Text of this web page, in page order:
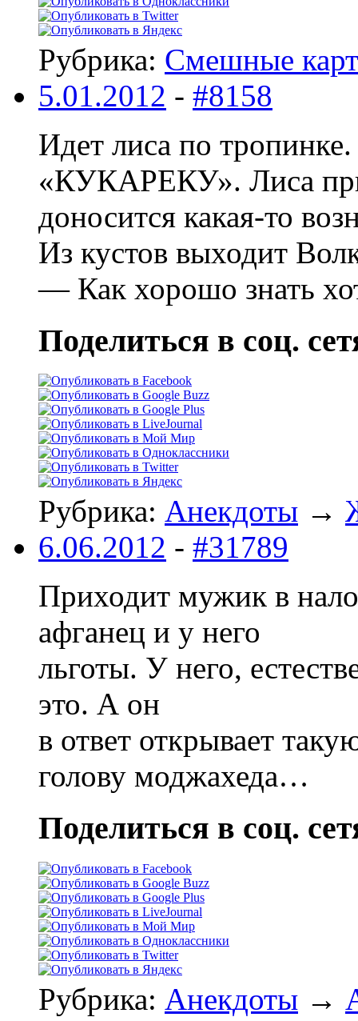
Рубрика: Смешные
5.01.2012 - #8158
Идет лиса по
«КУКАРЕКУ». Лиса
доносится какая-то
Из кустов выходит
— Как хорошо знать
Поделиться в соц.
Рубрика: Анекдоты →
6.06.2012 - #31789
Приходит мужик в
афганец и у него
льготы. У него,
это. А он
в ответ открывает
голову моджахеда…
Поделиться в соц.
Рубрика: Анекдоты →